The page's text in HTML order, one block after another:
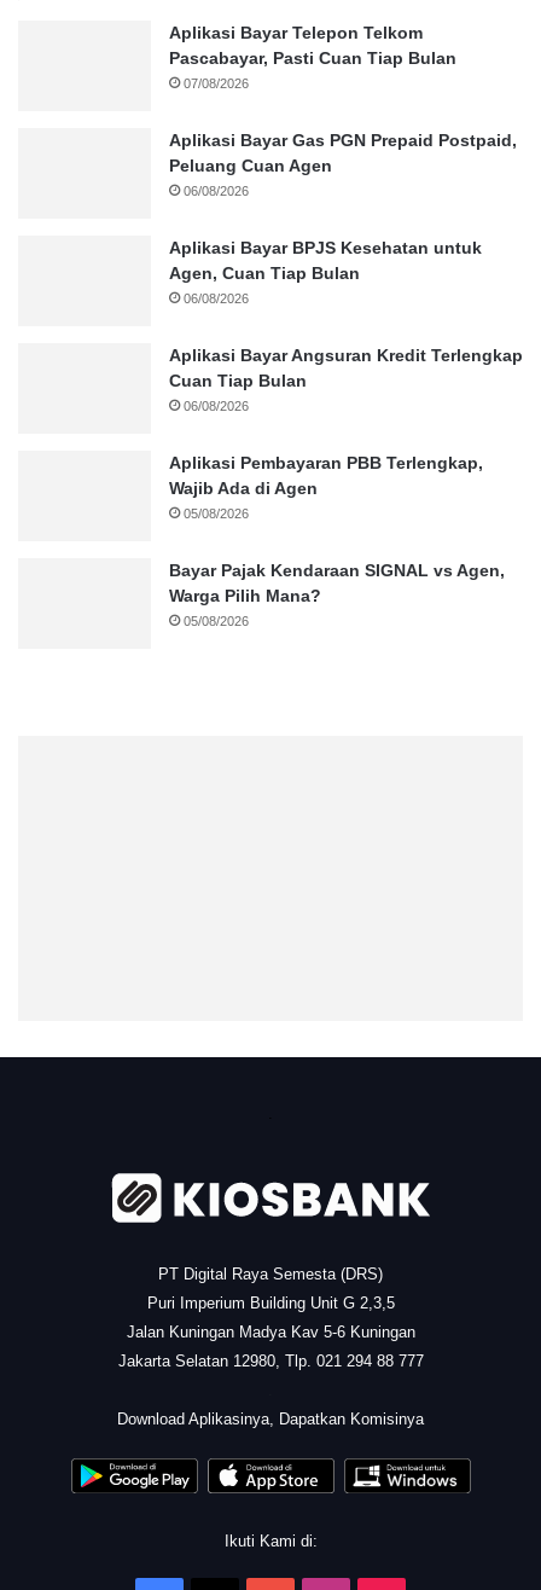
Aplikasi Bayar Telepon Telkom
Pascabayar, Pasti Cuan Tiap Bulan
07/08/2026
Aplikasi Bayar Gas PGN Prepaid Postpaid,
Peluang Cuan Agen
06/08/2026
Aplikasi Bayar BPJS Kesehatan untuk
Agen, Cuan Tiap Bulan
06/08/2026
Aplikasi Bayar Angsuran Kredit Terlengkap
Cuan Tiap Bulan
06/08/2026
Aplikasi Pembayaran PBB Terlengkap,
Wajib Ada di Agen
05/08/2026
Bayar Pajak Kendaraan SIGNAL vs Agen,
Warga Pilih Mana?
05/08/2026
PT Digital Raya Semesta (DRS)
Puri Imperium Building Unit G 2,3,5
Jalan Kuningan Madya Kav 5-6 Kuningan
Jakarta Selatan 12980, Tlp. 021 294 88 777
Download Aplikasinya, Dapatkan Komisinya
Ikuti Kami di: